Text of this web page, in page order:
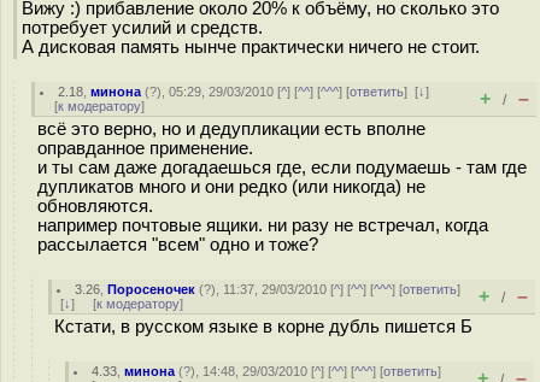
Вижу :) прибавление около 20% к объёму, но сколько это
потребует усилий и средств.
А дисковая память нынче практически ничего не стоит.
2.18 ,минона (?), 05:29, 29/03/2010 [^] [^^] [^^^] [ответить][↓]
[к модератору] + / –
всё это верно, но и дедупликации есть вполне
оправданное применение.
и ты сам даже догадаешься где, если подумаешь - там где
дупликатов много и они редко (или никогда) не
обновляются.
например почтовые ящики. ни разу не встречал, когда
рассылается "всем" одно и тоже?
3.26 ,Поросеночек (?), 11:37, 29/03/2010 [^] [^^] [^^^] [ответить]
[↓] [к модератору] + / –
Кстати, в русском языке в корне дубль пишется Б
4.33 ,минона (?), 14:48, 29/03/2010 [^] [^^] [^^^] [ответить]
+ –